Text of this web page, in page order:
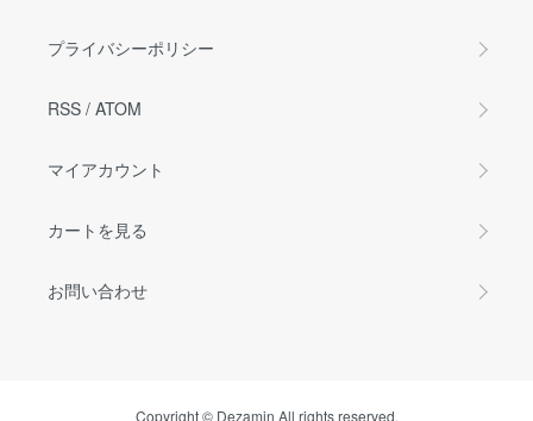
プライバシーポリシー
RSS / ATOM
マイアカウント
カートを見る
お問い合わせ
Copyright © Dezamin All rights reserved.